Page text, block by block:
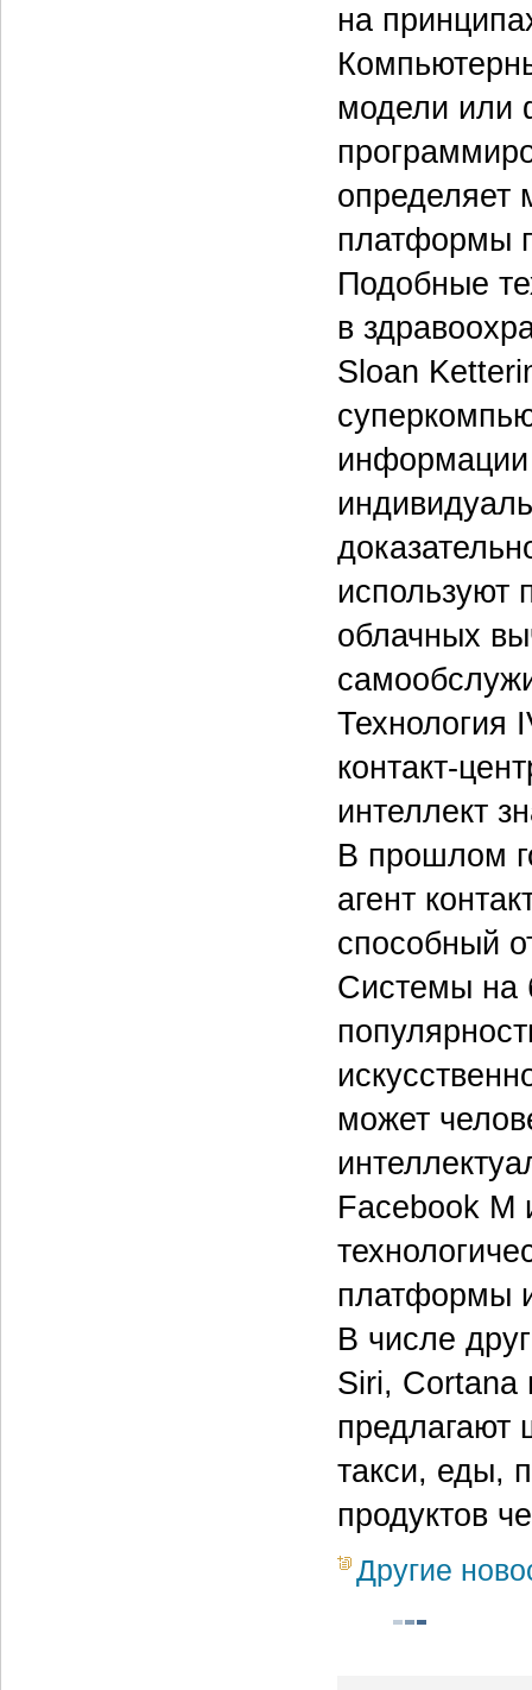
на
модели или
определяет
платформы
Подобные
в
Sloan
информации
используют
облачных
Технология
контакт-
интеллект
В прошлом
агент
способный
Системы на
может
Facebook M
платформы
В числе
Siri, Cortana
предлагают
такси, еды,
продуктов
Другие